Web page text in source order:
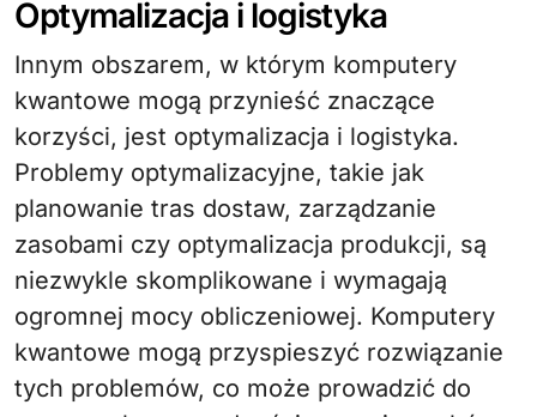
Optymalizacja i logistyka
Innym obszarem, w którym komputery
kwantowe mogą przynieść znaczące
korzyści, jest optymalizacja i logistyka.
Problemy optymalizacyjne, takie jak
planowanie tras dostaw, zarządzanie
zasobami czy optymalizacja produkcji, są
niezwykle skomplikowane i wymagają
ogromnej mocy obliczeniowej. Komputery
kwantowe mogą przyspieszyć rozwiązanie
tych problemów, co może prowadzić do